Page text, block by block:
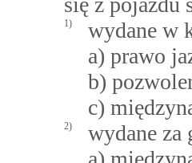
1)
wydane w
a) prawo
b)
c)
2)
wydane za